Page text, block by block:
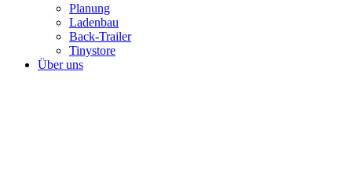
Planung
Ladenbau
Back-Trailer
Tinystore
Über uns